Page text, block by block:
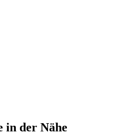
in der Nähe